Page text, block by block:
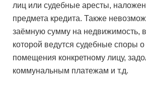
лиц или судебные аресты,
предмета кредита. Также
заёмную сумму на недвижимость,
которой ведутся судебные споры
помещения конкретному лицу,
коммунальным платежам и т.д.